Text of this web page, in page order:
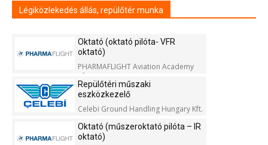
Légiközlekedés állás, repülőtér munka
Oktató (oktató pilóta- VFR
oktató)
PHARMAFLIGHT Aviation Academy
Kft.
Repülőtéri műszaki
eszközkezelő
Celebi Ground Handling Hungary Kft.
Oktató (műszeroktató pilóta – IR
oktató)